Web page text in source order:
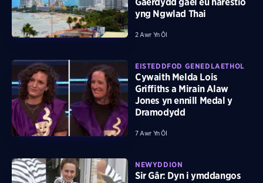
Gaerdydd gael eu harestio
yng Ngwlad Thai
2 Awr Yn Ôl
EISTEDDFOD GENEDLAETHOL
Cywaith Melda Lois
Griffiths a Mirain Alaw
Jones yn ennill Medal y
Dramodydd
7 Awr Yn Ôl
NEWYDDION
Sir Gâr: Dyn i ymddangos